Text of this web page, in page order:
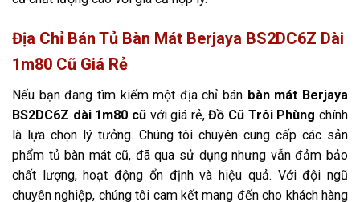
Địa Chỉ Bán Tủ Bàn Mát Berjaya BS2DC6Z Dài
1m80 Cũ Giá Rẻ
Nếu bạn đang tìm kiếm một địa chỉ bán bàn mát Berjaya
BS2DC6Z dài 1m80 cũvới giá rẻ,Đồ Cũ Trôi Phùng chính
là lựa chọn lý tưởng. Chúng tôi chuyên cung cấp các sản
phẩm tủ bàn mát cũ, đã qua sử dụng nhưng vẫn đảm bảo
chất lượng, hoạt động ổn định và hiệu quả. Với đội ngũ
chuyên nghiệp, chúng tôi cam kết mang đến cho khách hàng